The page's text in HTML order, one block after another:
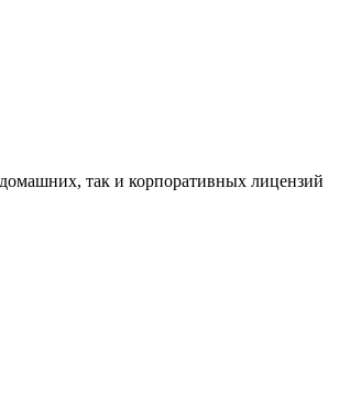
так и корпоративных лицензий